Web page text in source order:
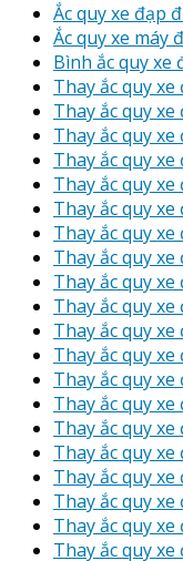
Ắc quy xe đạp
Ắc quy xe máy
Bình ắc quy xe
Thay ắc quy
Thay ắc quy
Thay ắc quy xe
Thay ắc quy
Thay ắc quy xe
Thay ắc quy
Thay ắc quy
Thay ắc quy
Thay ắc quy
Thay ắc quy xe
Thay ắc quy
Thay ắc quy xe
Thay ắc quy xe
Thay ắc quy
Thay ắc quy xe
Thay ắc quy xe
Thay ắc quy xe
Thay ắc quy xe
Thay ắc quy
Thay ắc quy